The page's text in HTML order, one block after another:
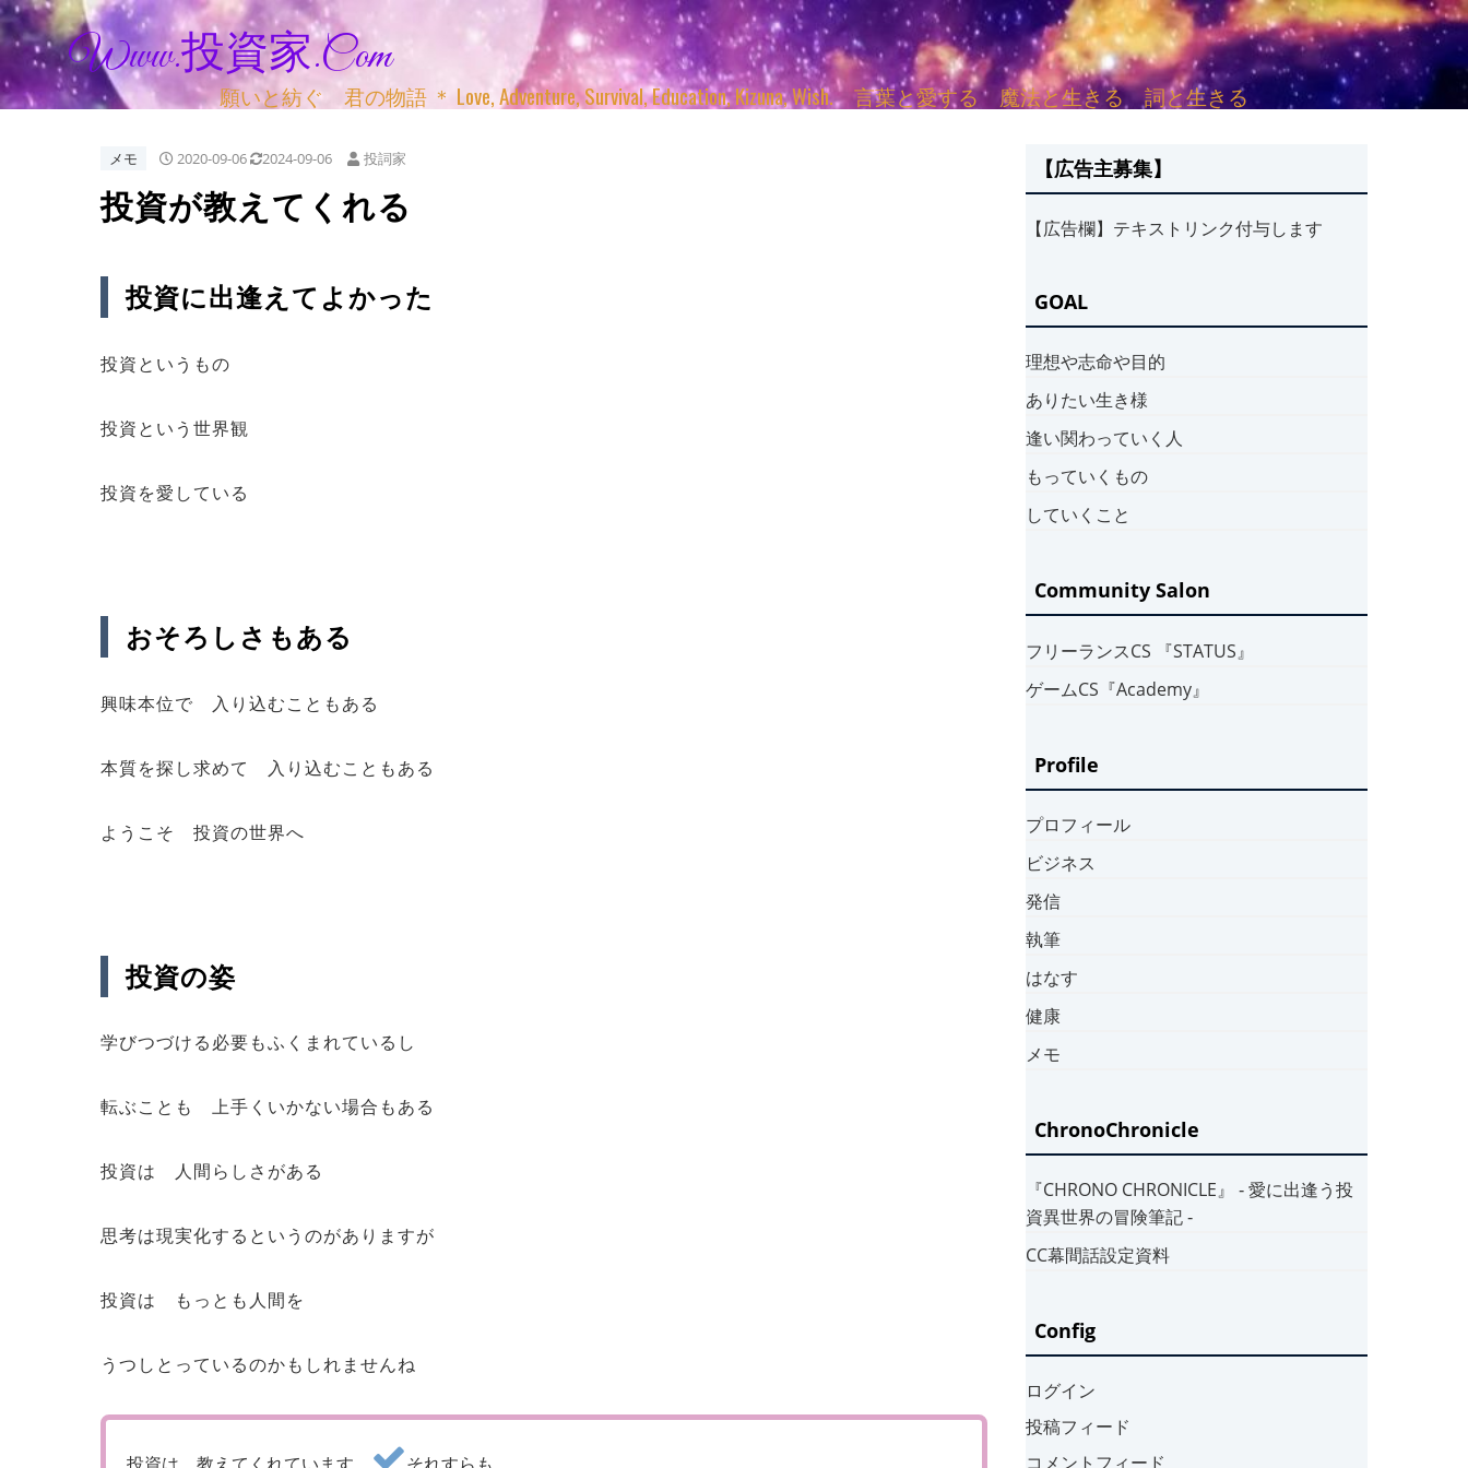
Www.投資家.com
願いと紡ぐ 君の物語 ＊ Love, Adventure, Survival, Education, Kizuna, Wish. 言葉と愛する 魔法と生きる 詞と生きる
メモ 2020-09-06 2024-09-06 投詞家
投資が教えてくれる
投資に出逢えてよかった
投資というもの
投資という世界観
投資を愛している
おそろしさもある
興味本位で 入り込むこともある
本質を探し求めて 入り込むこともある
ようこそ 投資の世界へ
投資の姿
学びつづける必要もふくまれているし
転ぶことも 上手くいかない場合もある
投資は 人間らしさがある
思考は現実化するというのがありますが
投資は もっとも人間を
うつしとっているのかもしれませんね
【広告主募集】
【広告欄】テキストリンク付与します
GOAL
理想や志命や目的
ありたい生き様
逢い関わっていく人
もっていくもの
していくこと
Community Salon
フリーランスCS 『STATUS』
ゲームCS『Academy』
Profile
プロフィール
ビジネス
発信
執筆
はなす
健康
メモ
ChronoChronicle
『CHRONO CHRONICLE』 ‐ 愛に出逢う投
資異世界の冒険筆記 ‐
CC幕間話設定資料
Config
ログイン
投稿フィード
コメントフィード